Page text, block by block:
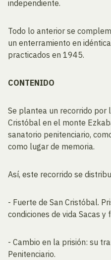
independiente.
Todo lo anterior se
un enterramiento en
practicados en 1945.
CONTENIDO
Se plantea un recorrido por
Cristóbal en el monte
sanatorio penitenciario,
como lugar de memoria.
Así, este recorrido se
- Fuerte de San Cristóbal.
condiciones de vida Sacas y
- Cambio en la prisión: su
Penitenciario.